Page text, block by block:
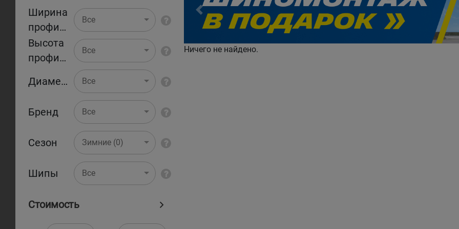
Ширина
профиля
Все
Высота
профиля
Все
Диаметр Все
Бренд Все
Сезон Зимние (0)
Шипы Все
Стоимость
Previous
Ничего не найдено.